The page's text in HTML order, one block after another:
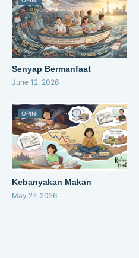
Senyap Bermanfaat
June 12, 2026
OPINI
Kebanyakan Makan
May 27, 2026